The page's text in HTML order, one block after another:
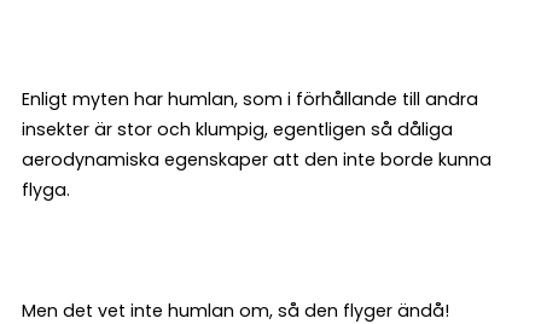
Enligt myten har humlan, som i förhållande till andra
insekter är stor och klumpig, egentligen så dåliga
aerodynamiska egenskaper att den inte borde kunna
flyga.
Men det vet inte humlan om, så den flyger ändå!